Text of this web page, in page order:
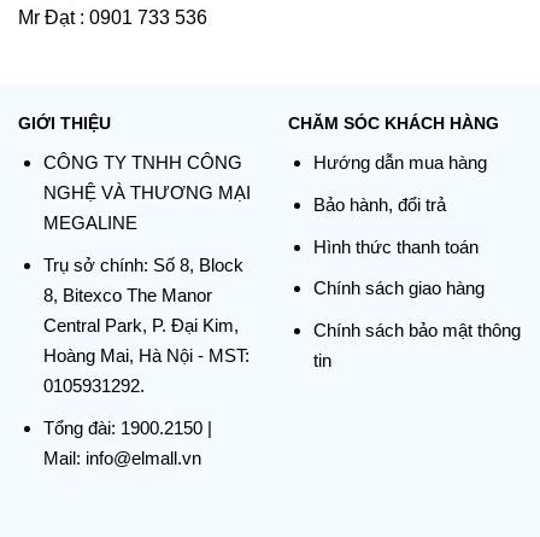
Mr Đạt : 0901 733 536
GIỚI THIỆU
CÔNG TY TNHH CÔNG
NGHỆ VÀ THƯƠNG MẠI
MEGALINE
Trụ sở chính: Số 8, Block
8, Bitexco The Manor
Central Park, P. Đại Kim,
Hoàng Mai, Hà Nội - MST:
0105931292.
Tổng đài: 1900.2150|
Mail: info@elmall.vn
CHĂM SÓC KHÁCH HÀNG
Hướng dẫn mua hàng
Bảo hành, đổi trả
Hình thức thanh toán
Chính sách giao hàng
Chính sách bảo mật thông
tin